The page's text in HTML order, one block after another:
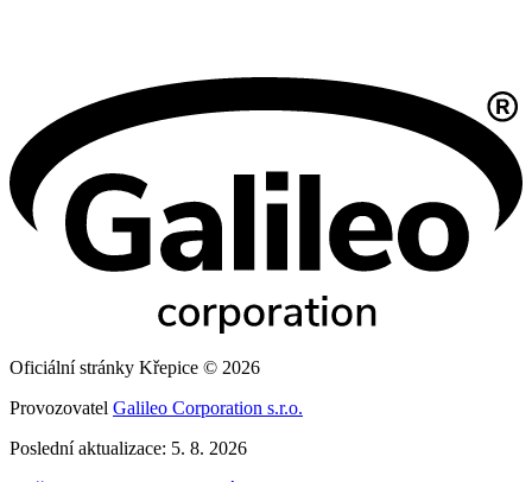
Oficiální stránky Křepice © 2026
Provozovatel Galileo Corporation s.r.o.
Poslední aktualizace: 5. 8. 2026